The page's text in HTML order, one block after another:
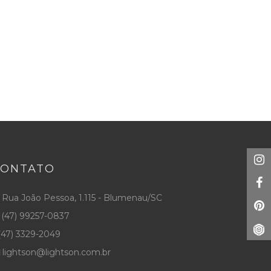
Rua João Pessoa, 1.115 - Blumenau/SC
(47) 99257-0837
3329-2049
lightson@lightson.com.br